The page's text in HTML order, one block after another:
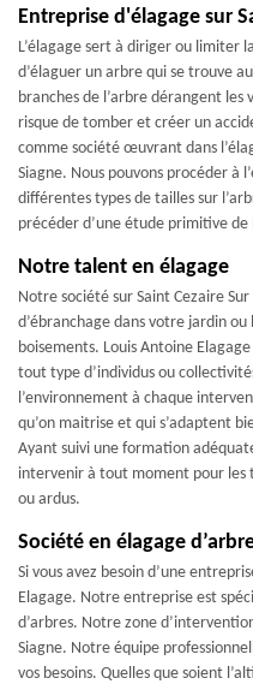
Entreprise d'élagage sur
L’élagage sert à diriger ou limiter
d’élaguer un arbre qui se trouve
branches de l’arbre dérangent les
risque de tomber et créer un
comme société œuvrant dans
Siagne. Nous pouvons procéder à
différentes types de tailles sur
précéder d’une étude primitive de
Notre talent en élagage
Notre société sur Saint Cezaire
d’ébranchage dans votre jardin
boisements. Louis Antoine
tout type d’individus ou
l’environnement à chaque
qu’on maitrise et qui s’adaptent
Ayant suivi une formation
intervenir à tout moment pour les
ou ardus.
Société en élagage
Si vous avez besoin d’une
Elagage. Notre entreprise est
d’arbres. Notre zone
Siagne. Notre équipe
vos besoins. Quelles que soient